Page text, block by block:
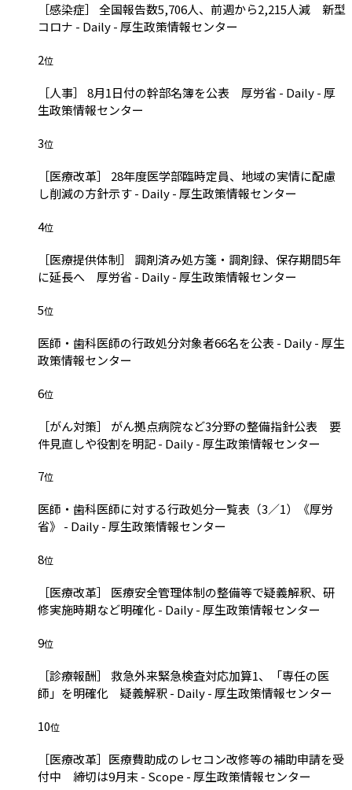
［感染症］ 全国報告数5,706人、前週から2,215人減 新型
コロナ - Daily - 厚生政策情報センター
2位
［人事］ 8月1日付の幹部名簿を公表 厚労省 - Daily - 厚
生政策情報センター
3位
［医療改革］ 28年度医学部臨時定員、地域の実情に配慮
し削減の方針示す - Daily - 厚生政策情報センター
4位
［医療提供体制］ 調剤済み処方箋・調剤録、保存期間5年
に延長へ 厚労省 - Daily - 厚生政策情報センター
5位
医師・歯科医師の行政処分対象者66名を公表 - Daily - 厚生
政策情報センター
6位
［がん対策］ がん拠点病院など3分野の整備指針公表 要
件見直しや役割を明記 - Daily - 厚生政策情報センター
7位
医師・歯科医師に対する行政処分一覧表（3／1）《厚労
省》 - Daily - 厚生政策情報センター
8位
［医療改革］ 医療安全管理体制の整備等で疑義解釈、研
修実施時期など明確化 - Daily - 厚生政策情報センター
9位
［診療報酬］ 救急外来緊急検査対応加算1、「専任の医
師」を明確化 疑義解釈 - Daily - 厚生政策情報センター
10位
［医療改革］医療費助成のレセコン改修等の補助申請を受
付中 締切は9月末 - Scope - 厚生政策情報センター